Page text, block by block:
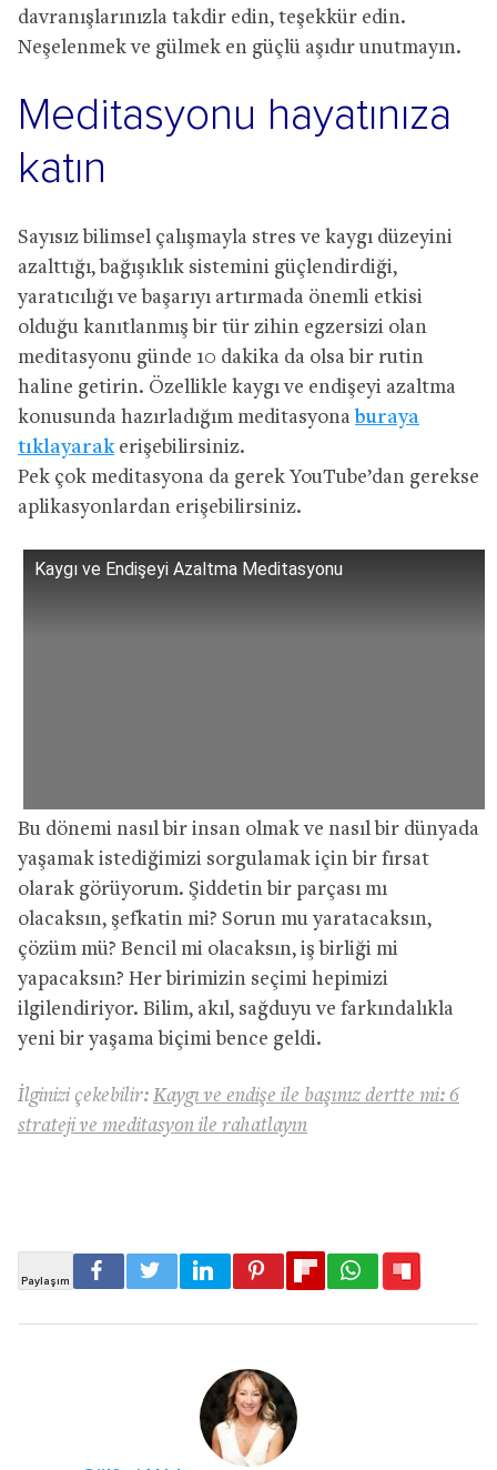
davranışlarınızla takdir edin, teşekkür edin.
Neşelenmek ve gülmek en güçlü aşıdır unutmayın.
Meditasyonu hayatınıza
katın
Sayısız bilimsel çalışmayla stres ve kaygı düzeyini
azalttığı, bağışıklık sistemini güçlendirdiği,
yaratıcılığı ve başarıyı artırmada önemli etkisi
olduğu kanıtlanmış bir tür zihin egzersizi olan
meditasyonu günde 10 dakika da olsa bir rutin
haline getirin. Özellikle kaygı ve endişeyi azaltma
konusunda hazırladığım meditasyona buraya
tıklayarak erişebilirsiniz.
Pek çok meditasyona da gerek YouTube’dan gerekse
aplikasyonlardan erişebilirsiniz.
Kaygı ve Endişeyi Azaltma Meditasyonu
Bu dönemi nasıl bir insan olmak ve nasıl bir dünyada
yaşamak istediğimizi sorgulamak için bir fırsat
olarak görüyorum. Şiddetin bir parçası mı
olacaksın, şefkatin mi? Sorun mu yaratacaksın,
çözüm mü? Bencil mi olacaksın, iş birliği mi
yapacaksın? Her birimizin seçimi hepimizi
ilgilendiriyor. Bilim, akıl, sağduyu ve farkındalıkla
yeni bir yaşama biçimi bence geldi.
İlginizi çekebilir: Kaygı ve endişe ile başınız dertte mi: 6
strateji ve meditasyon ile rahatlayın